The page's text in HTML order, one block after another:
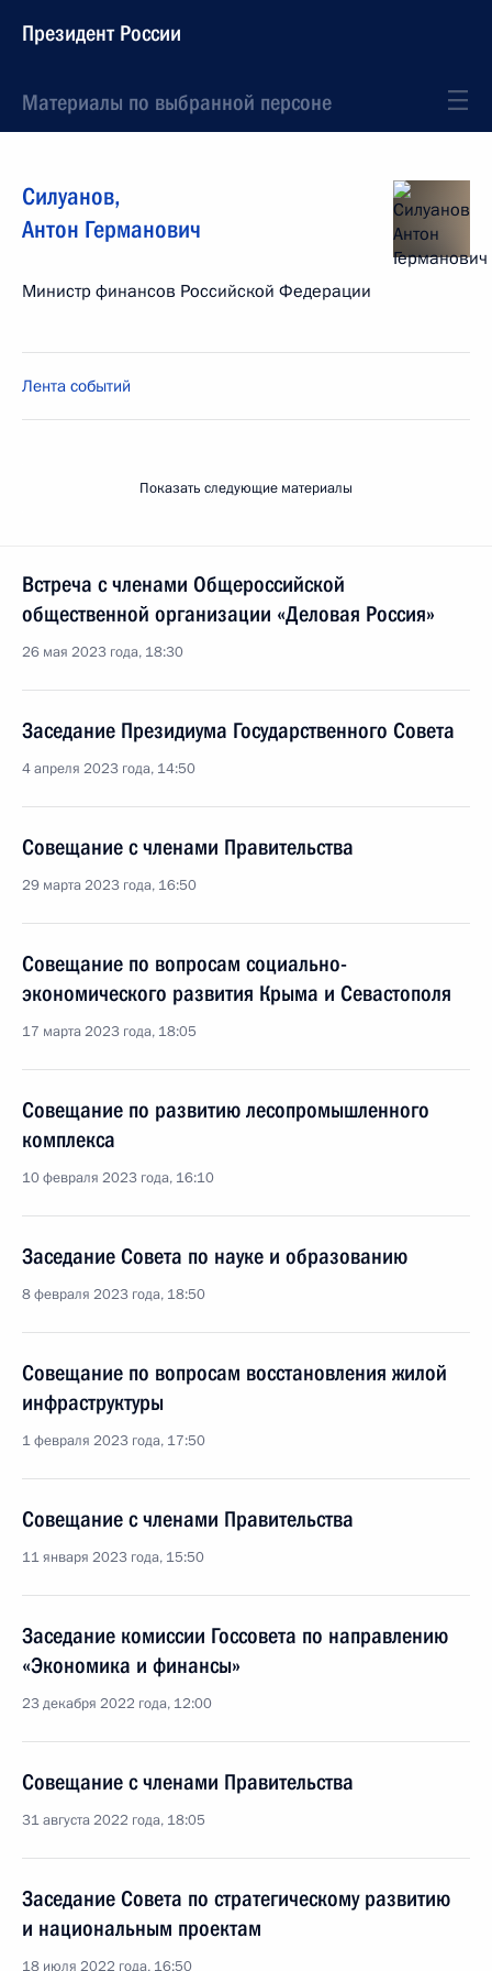
Президент России
Материалы по выбранной персоне
Силуанов,
Антон Германович
Министр финансов Российской Федерации
Лента событий
Показать следующие материалы
Встреча с членами Общероссийской
общественной организации «Деловая Россия»
26 мая 2023 года, 18:30
Заседание Президиума Государственного Совета
4 апреля 2023 года, 14:50
Совещание с членами Правительства
29 марта 2023 года, 16:50
Совещание по вопросам социально-
экономического развития Крыма и Севастополя
17 марта 2023 года, 18:05
Совещание по развитию лесопромышленного
комплекса
10 февраля 2023 года, 16:10
Заседание Совета по науке и образованию
8 февраля 2023 года, 18:50
Совещание по вопросам восстановления жилой
инфраструктуры
1 февраля 2023 года, 17:50
Совещание с членами Правительства
11 января 2023 года, 15:50
Заседание комиссии Госсовета по направлению
«Экономика и финансы»
23 декабря 2022 года, 12:00
Совещание с членами Правительства
31 августа 2022 года, 18:05
Заседание Совета по стратегическому развитию
и национальным проектам
18 июля 2022 года, 16:50